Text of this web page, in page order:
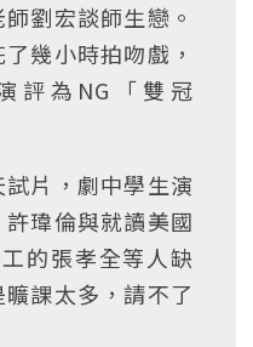
劉宏談師生戀。
幾小時拍吻戲，
評為NG「雙冠
試片，劇中學生演
瑋倫與就讀美國
的張孝全等人缺
課太多，請不了